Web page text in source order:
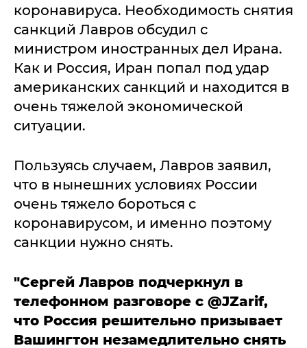
коронавируса. Необходимость снятия
санкций Лавров обсудил с
министром иностранных дел Ирана.
Как и Россия, Иран попал под удар
американских санкций и находится в
очень тяжелой экономической
ситуации.
Пользуясь случаем, Лавров заявил,
что в нынешних условиях России
очень тяжело бороться с
коронавирусом, и именно поэтому
санкции нужно снять.
"Сергей Лавров подчеркнул в
телефонном разговоре с @JZarif,
что Россия решительно призывает
Вашингтон незамедлительно снять